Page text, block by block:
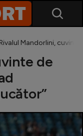
Rivalul Mandorlini,
de